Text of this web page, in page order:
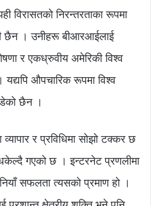
विरासतको निरन्तरताका रूपमा
छैन । उनीहरू बीआरआईलाई
र एकध्रुवीय अमेरिकी विश्व
औपचारिक रूपमा विश्व
छैन ।
र प्रविधिमा सोझो टक्कर छ
गएको छ । इन्टरनेट प्रणलीमा
सफलता त्यसको प्रमाण हो ।